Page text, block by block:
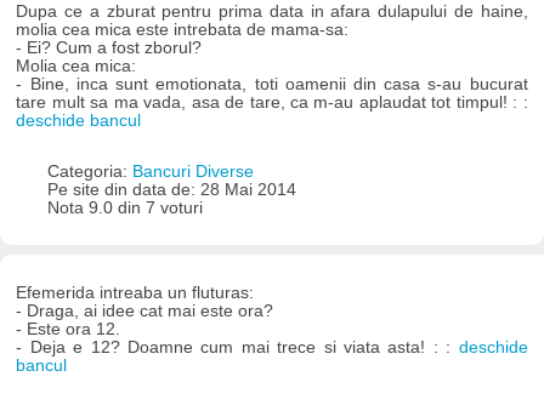
Dupa ce a zburat pentru prima data in afara dulapului de haine,
molia cea mica este intrebata de mama-sa:
- Ei? Cum a fost zborul?
Molia cea mica:
- Bine, inca sunt emotionata, toti oamenii din casa s-au bucurat
tare mult sa ma vada, asa de tare, ca m-au aplaudat tot timpul! : :
deschide bancul
Categoria: Bancuri Diverse
Pe site din data de: 28 Mai 2014
Nota 9.0 din 7 voturi
Efemerida intreaba un fluturas:
- Draga, ai idee cat mai este ora?
- Este ora 12.
- Deja e 12? Doamne cum mai trece si viata asta! : : deschide
bancul